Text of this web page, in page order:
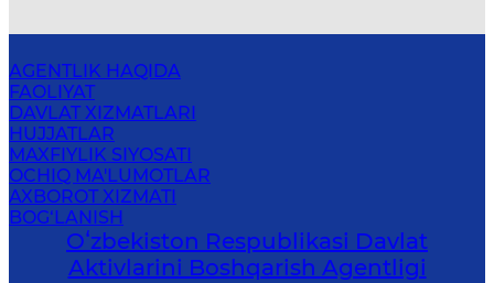
AGENTLIK HAQIDA
FAOLIYAT
DAVLAT XIZMATLARI
HUJJATLAR
MAXFIYLIK SIYOSATI
OCHIQ MA'LUMOTLAR
AXBOROT XIZMATI
BOG‘LANISH
Oʻzbekiston Respublikasi Davlat
Aktivlarini Boshqarish Agentligi